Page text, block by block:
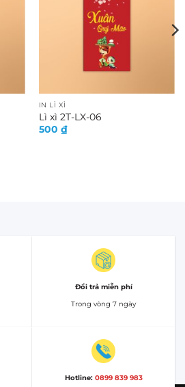
IN LÌ XÌ
Lì xì 2T-LX-06
500 ₫
Đổi trả miễn phí
Trong vòng 7 ngày
Hotline: 0899 839 983